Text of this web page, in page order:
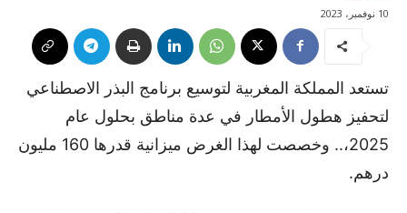
10 نوفمبر، 2023
تستعد المملكة المغربية لتوسيع برنامج البذر الاصطناعي
لتحفيز هطول الأمطار في عدة مناطق بحلول عام
2025،.. وخصصت لهذا الغرض ميزانية قدرها 160 مليون
درهم.